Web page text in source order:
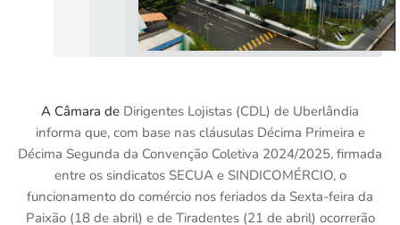
A Câmara de Dirigentes Lojistas (CDL) de Uberlândia
informa que, com base nas cláusulas Décima Primeira e
Décima Segunda da Convenção Coletiva 2024/2025, firmada
entre os sindicatos SECUA e SINDICOMÉRCIO, o
funcionamento do comércio nos feriados da Sexta-feira da
Paixão (18 de abril) e de Tiradentes (21 de abril) ocorrerão